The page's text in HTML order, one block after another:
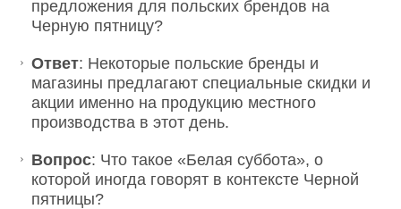
предложения для польских брендов на
Черную пятницу?
Ответ: Некоторые польские бренды и
магазины предлагают специальные скидки и
акции именно на продукцию местного
производства в этот день.
Вопрос: Что такое «Белая суббота», о
которой иногда говорят в контексте Черной
пятницы?